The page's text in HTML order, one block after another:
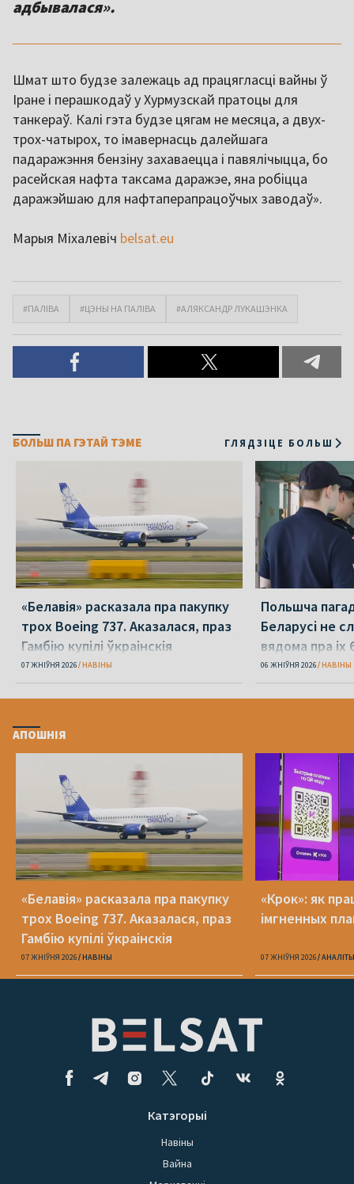
адбывалася».
Шмат што будзе залежаць ад працягласці вайны ў
Іране і перашкодаў у Хурмузскай пратоцы для
танкераў. Калі гэта будзе цягам не месяца, а двух-
трох-чатырох, то імавернасць далейшага
падаражэння бензіну захаваецца і павялічыцца, бо
расейская нафта таксама даражэе, яна робіцца
даражэйшаю для нафтаперапрацоўчых заводаў».
Марыя Міхалевіч belsat.eu
#ПАЛІВА #ЦЭНЫ НА ПАЛІВА #АЛЯКСАНДР ЛУКАШЭНКА
БОЛЬШ ПА ГЭТАЙ ТЭМЕ ГЛЯДЗІЦЕ БОЛЬШ
«Белавія» расказала пра пакупку
трох Boeing 737. Аказалася, праз
Гамбію купілі ўкраінскія
07 ЖНІЎНЯ 2026 НАВІНЫ
Польшча
Беларусі не
вядома пра іх
06 ЖНІЎНЯ 2026 НАВІНЫ
АПОШНІЯ
«Белавія» расказала пра пакупку
трох Boeing 737. Аказалася, праз
Гамбію купілі ўкраінскія
07 ЖНІЎНЯ 2026 НАВІНЫ
«Крок»: як
імгненных
07 ЖНІЎНЯ 2026
Катэгорыі
Навіны
Вайна